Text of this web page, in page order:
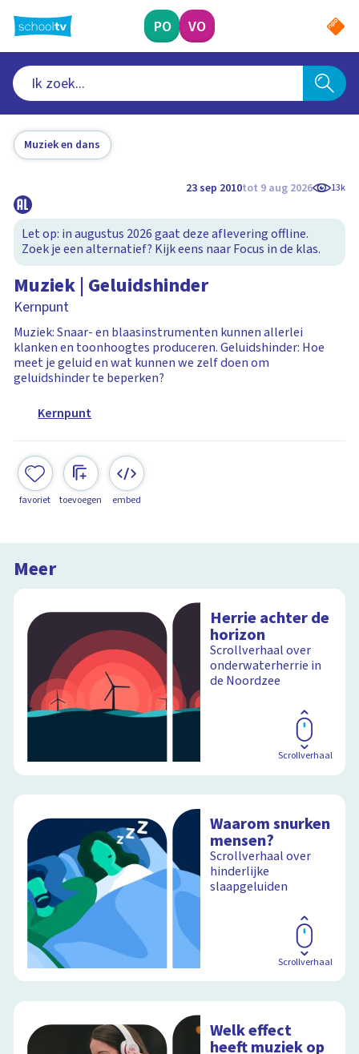
naar
hoofdinhoud
PO VO
Muziek en dans
23 sep 2010tot 9 aug 2026 13k
Let op: in augustus 2026 gaat deze aflevering offline.
Zoek je een alternatief? Kijk eens naar Focus in de klas.
Muziek | Geluidshinder
Kernpunt
Muziek: Snaar- en blaasinstrumenten kunnen allerlei
klanken en toonhoogtes produceren. Geluidshinder: Hoe
meet je geluid en wat kunnen we zelf doen om
geluidshinder te beperken?
Kernpunt
favoriet toevoegen embed
Meer
Herrie achter de
horizon
Scrollverhaal over
onderwaterherrie in
de Noordzee
Scrollverhaal
Waarom snurken
mensen?
Scrollverhaal over
hinderlijke
slaapgeluiden
Scrollverhaal
Welk effect
heeft muziek op